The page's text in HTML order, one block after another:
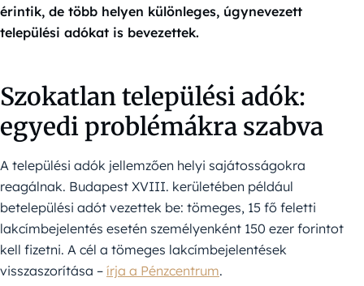
érintik, de több helyen különleges, úgynevezett
települési adókat is bevezettek.
Szokatlan települési adók:
egyedi problémákra szabva
A települési adók jellemzően helyi sajátosságokra
reagálnak. Budapest XVIII. kerületében például
betelepülési adót vezettek be: tömeges, 15 fő feletti
lakcímbejelentés esetén személyenként 150 ezer forintot
kell fizetni. A cél a tömeges lakcímbejelentések
visszaszorítása – írja a Pénzcentrum.